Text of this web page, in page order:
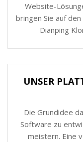
Website-
bringen Sie auf
Dianping
UNSER
Die Grundidee
Software zu
meistern. Eine